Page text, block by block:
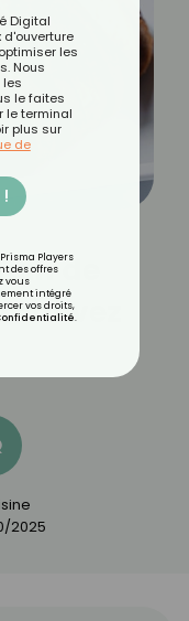
de
devez
2025
Digital
d'ouverture
les
Nous
les
le faites
le terminal
plus sur
de
Players
des offres
vous
intégré
vos droits,
.